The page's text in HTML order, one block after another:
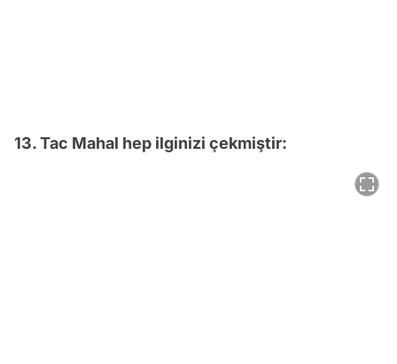
13. Tac Mahal hep ilginizi çekmiştir: